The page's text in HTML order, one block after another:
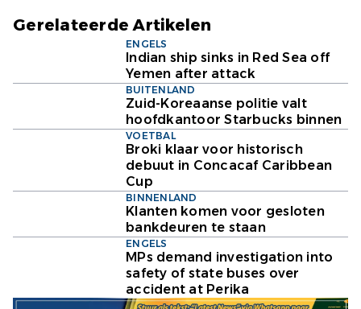
Gerelateerde Artikelen
ENGELS
Indian ship sinks in Red Sea off
Yemen after attack
BUITENLAND
Zuid-Koreaanse politie valt
hoofdkantoor Starbucks binnen
VOETBAL
Broki klaar voor historisch
debuut in Concacaf Caribbean
Cup
BINNENLAND
Klanten komen voor gesloten
bankdeuren te staan
ENGELS
MPs demand investigation into
safety of state buses over
accident at Perika